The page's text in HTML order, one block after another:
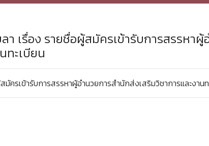
เรื่อง รายชื่อผู้สมัครเข้ารับการสรรหาผู้
ทะเบียน
ครเข้ารับการสรรหาผู้อำนวยการสำนักส่งเสริมวิชาการและงานท